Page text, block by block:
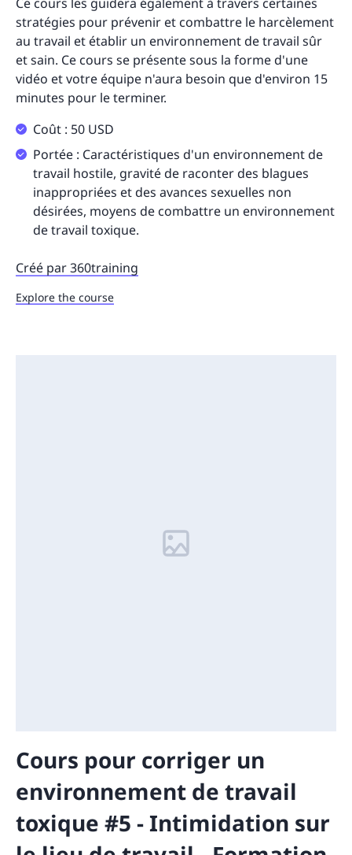
stratégies pour prévenir et combattre le harcèlement
au travail et établir un environnement de travail sûr
et sain. Ce cours se présente sous la forme d'une
vidéo et votre équipe n'aura besoin que d'environ 15
minutes pour le terminer.
Coût : 50 USD
Portée : Caractéristiques d'un environnement de
travail hostile, gravité de raconter des blagues
inappropriées et des avances sexuelles non
désirées, moyens de combattre un environnement
de travail toxique.
Créé par 360training
Explore the course
Cours pour corriger un
environnement de travail
toxique #5 - Intimidation sur